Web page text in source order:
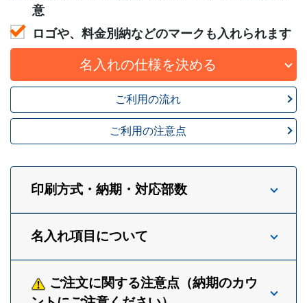
意
ロゴや、料金別納などのマークも入れられます
名入れの仕様を決める
ご利用の流れ
ご利用の注意点
印刷方式・納期・対応部数
名入れ項目について
ご注文に関する注意点（納期のカウ